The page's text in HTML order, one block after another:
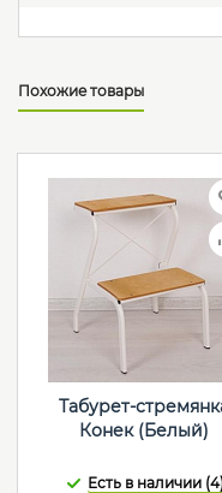
Похожие товары
Табурет-
Конек (Белый)
Есть в наличии